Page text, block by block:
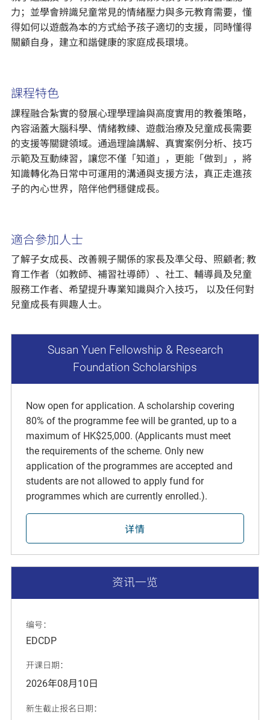
力；並學會辨識兒童常見的情緒壓力與多元教育需要，懂
得如何以遊戲為本的方式給予孩子適切的支援，同時懂得
關顧自身，建立和諧健康的家庭成長環境。
課程特色
課程融合紮實的發展心理學理論與高度實用的教養策略，
內容涵蓋大腦科學、情緒教練、遊戲治療及兒童成長需要
的支援等關鍵領域。通過理論講解、真實案例分析、技巧
示範及互動練習，讓您不僅「知道」，更能「做到」，將
知識轉化為日常中可運用的溝通與支援方法，真正走進孩
子的內心世界，陪伴他們穩健成長。
適合參加人士
了解子女成長、改善親子關係的家長及準父母、照顧者; 教
育工作者（如教師、補習社導師）、社工、輔導員及兒童
服務工作者、希望提升專業知識與介入技巧， 以及任何對
兒童成長有興趣人士。
Susan Yuen Fellowship & Research
Foundation Scholarships
Now open for application. A scholarship covering
80% of the programme fee will be granted, up to a
maximum of HK$25,000. (Applicants must meet
the requirements of the scheme. Only new
application of the programmes are accepted and
students are not allowed to apply fund for
programmes which are currently enrolled.).
详情
资讯一览
编号：
EDCDP
开课日期：
2026年08月10日
新生截止报名日期：